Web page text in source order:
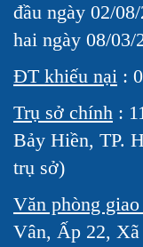
đầu ngày 02/
hai ngày 08/03/
ĐT khiếu nại :
Trụ sở chính :
Bảy Hiền, TP.
trụ sở)
Văn phòng
Vân, Ấp 22,